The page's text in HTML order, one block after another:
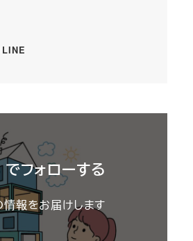
LINE
フォローする
報をお届けします